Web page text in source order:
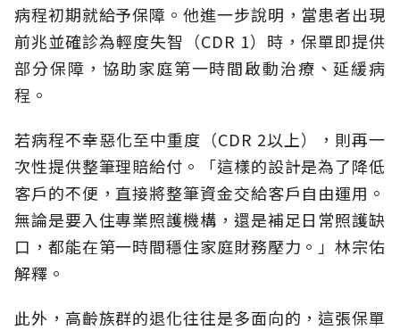
病程初期就給予保障。他進一步說明，當患者出現
前兆並確診為輕度失智（CDR 1）時，保單即提供
部分保障，協助家庭第一時間啟動治療、延緩病
程。
若病程不幸惡化至中重度（CDR 2以上），則再一
次性提供整筆理賠給付。「這樣的設計是為了降低
客戶的不便，直接將整筆資金交給客戶自由運用。
無論是要入住專業照護機構，還是補足日常照護缺
口，都能在第一時間穩住家庭財務壓力。」林宗佑
解釋。
此外，高齡族群的退化往往是多面向的，這張保單